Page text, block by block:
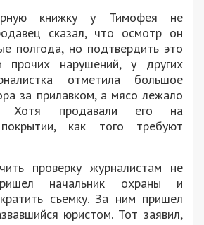
книжку у Тимофея не
сказал, что осмотр он
полгода, но подтвердить это
прочих нарушений, у других
отметила большое
за прилавком, а мясо лежало
Хотя продавали его на
как того требуют
проверку журналистам не
начальник охраны и
съемку. За ним пришел
юристом. Тот заявил,